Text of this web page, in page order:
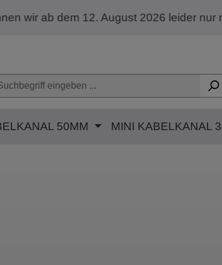
12. August 2026 leider nur noch
50MM MINI KABELKANAL